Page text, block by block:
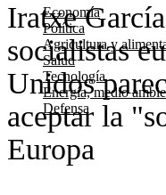
Economía
Política
Agricultura y
Salud
Tecnología
Energía, medio
Defensa
Iratxe
socialistas
Unidos
aceptar la
Europa